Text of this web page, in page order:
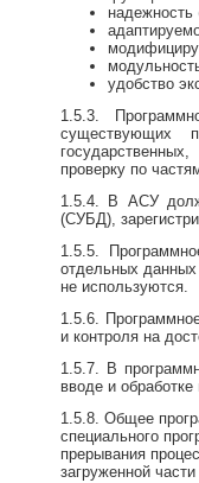
надежность
удобство
1.5.3.
существующих
проверку по
1.5.4. В АСУ
(СУБД),
1.5.5.
отдельных
не используются.
1.5.6.
и контроля на
1.5.7. В
вводе и
1.5.8. Общее
специального
прерывания
загруженной